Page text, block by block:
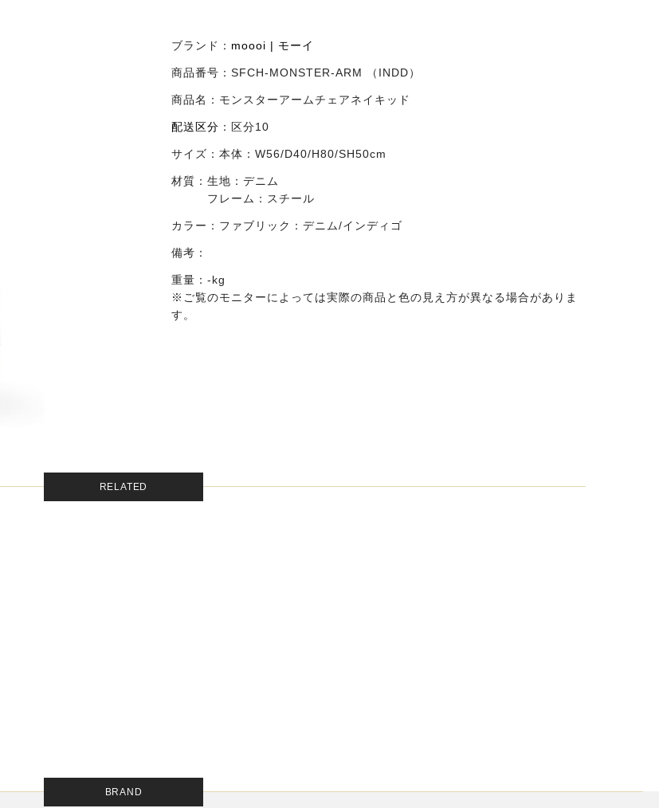
ブランド： moooi | モーイ
商品番号： SFCH-MONSTER-ARM （INDD）
商品名： モンスターアームチェアネイキッド
配送区分 ： 区分10
サイズ： 本体：W56/D40/H80/SH50cm
材質： 生地：デニム
フレーム：スチール
カラー： ファブリック：デニム/インディゴ
備考：
重量：-kg
※ご覧のモニターによっては実際の商品と色の見え方が異なる場合がありま
す。
RELATED
BRAND